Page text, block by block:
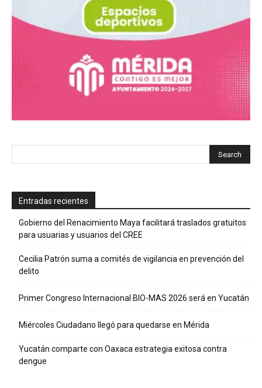
Entradas recientes
Gobierno del Renacimiento Maya facilitará traslados gratuitos
para usuarias y usuarios del CREE
Cecilia Patrón suma a comités de vigilancia en prevención del
delito
Primer Congreso Internacional BIO-MAS 2026 será en Yucatán
Miércoles Ciudadano llegó para quedarse en Mérida
Yucatán comparte con Oaxaca estrategia exitosa contra
dengue